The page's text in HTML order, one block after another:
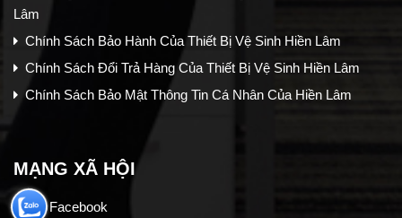
Lâm
Chính Sách Bảo Hành Của Thiết Bị Vệ Sinh Hiền Lâm
Chính Sách Đổi Trả Hàng Của Thiết Bị Vệ Sinh Hiền Lâm
Chính Sách Bảo Mật Thông Tin Cá Nhân Của Hiền Lâm
MẠNG XÃ HỘI
Facebook